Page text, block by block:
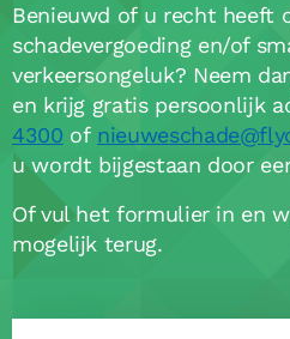
Benieuwd of u recht heeft
schadevergoeding en/of
verkeersongeluk? Neem
en krijg gratis persoonlijk
4300 of
u wordt bijgestaan door
Of vul het formulier in en
mogelijk terug.